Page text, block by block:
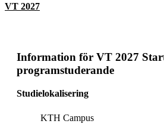
VT 2027
Information för VT 2027
programstuderande
Studielokalisering
KTH Campus